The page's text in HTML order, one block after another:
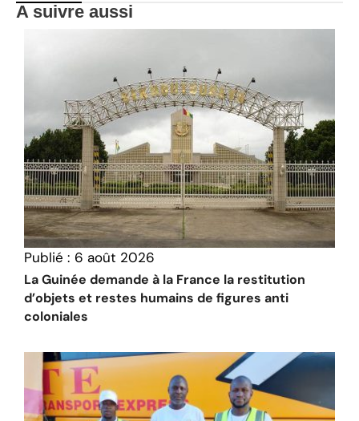
A suivre aussi
Publié : 6 août 2026
La Guinée demande à la France la restitution
d’objets et restes humains de figures anti
coloniales